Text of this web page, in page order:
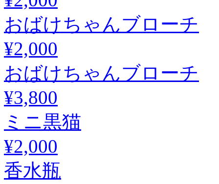
おばけちゃんブローチ
¥2,000
おばけちゃんブローチ
¥3,800
ミニ黒猫
¥2,000
香水瓶